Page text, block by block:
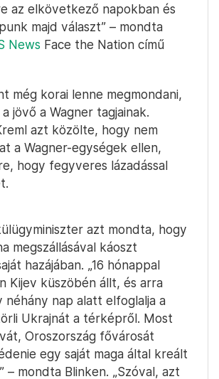
az elkövetkező napokban és
majd választ” – mondta
News Face the Nation című
még korai lenne megmondani,
jövő a Wagner tagjainak.
azt közölte, hogy nem
a Wagner-egységek ellen,
hogy fegyveres lázadással
azt mondta, hogy
megszállásával káoszt
hazájában. „16 hónappal
Kijev küszöbén állt, és arra
néhány nap alatt elfoglalja a
Ukrajnát a térképről. Most
Oroszország fővárosát
egy saját maga által kreált
– mondta Blinken. „Szóval, azt